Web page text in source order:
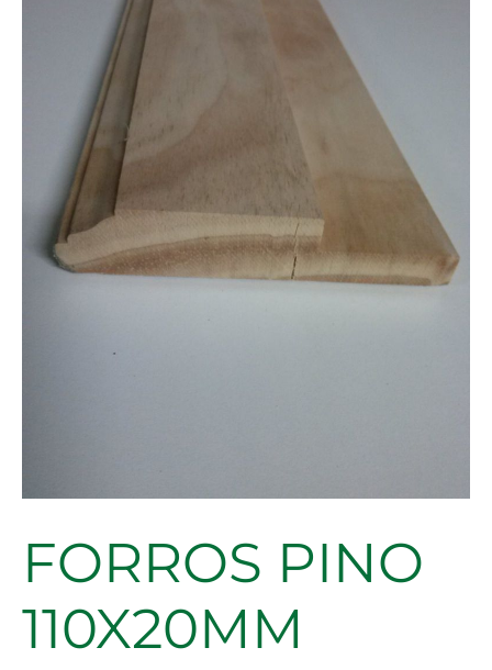
FORROS PINO
110X20MM